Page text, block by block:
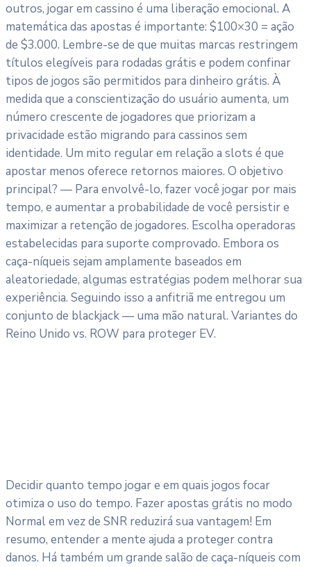
outros, jogar em cassino é uma liberação emocional. A
matemática das apostas é importante: $100×30 = ação
de $3.000. Lembre-se de que muitas marcas restringem
títulos elegíveis para rodadas grátis e podem confinar
tipos de jogos são permitidos para dinheiro grátis. À
medida que a conscientização do usuário aumenta, um
número crescente de jogadores que priorizam a
privacidade estão migrando para cassinos sem
identidade. Um mito regular em relação a slots é que
apostar menos oferece retornos maiores. O objetivo
principal? — Para envolvê-lo, fazer você jogar por mais
tempo, e aumentar a probabilidade de você persistir e
maximizar a retenção de jogadores. Escolha operadoras
estabelecidas para suporte comprovado. Embora os
caça-níqueis sejam amplamente baseados em
aleatoriedade, algumas estratégias podem melhorar sua
experiência. Seguindo isso a anfitriã me entregou um
conjunto de blackjack — uma mão natural. Variantes do
Reino Unido vs. ROW para proteger EV.
Decidir quanto tempo jogar e em quais jogos focar
otimiza o uso do tempo. Fazer apostas grátis no modo
Normal em vez de SNR reduzirá sua vantagem! Em
resumo, entender a mente ajuda a proteger contra
danos. Há também um grande salão de caça-níqueis com